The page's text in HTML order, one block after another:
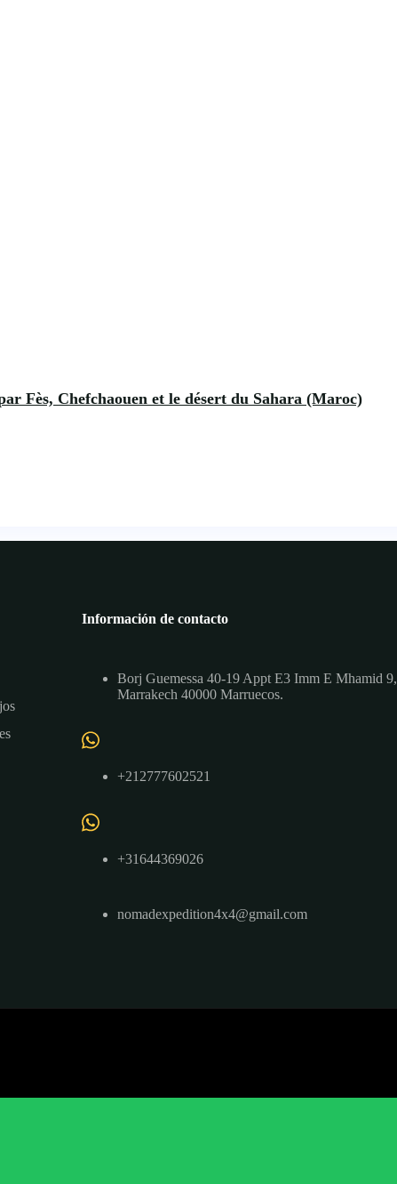
Fès, Chefchaouen et le désert du Sahara (Maroc)
Información de contacto
Borj Guemessa 40-19 Appt E3 Imm E Mhamid 9,
Marrakech 40000 Marruecos.
+212777602521
+31644369026
nomadexpedition4x4@gmail.com